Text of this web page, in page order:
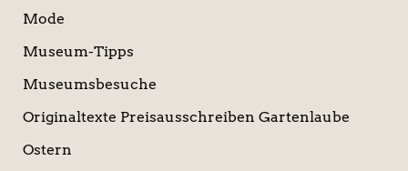
Mode
Museum-Tipps
Museumsbesuche
Originaltexte Preisausschreiben Gartenlaube
Ostern